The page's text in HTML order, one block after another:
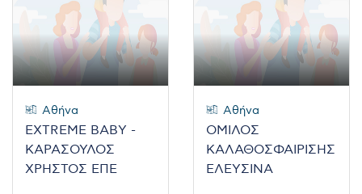
Αθήνα
EXTREME BABY -
ΚΑΡΑΣΟΥΛΟΣ
ΧΡΗΣΤΟΣ ΕΠΕ
Αθήνα
ΟΜΙΛΟΣ
ΚΑΛΑΘΟΣΦΑΙΡΙΣΗΣ
ΕΛΕΥΣΙΝΑ